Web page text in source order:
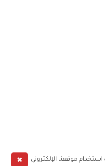
✖
موقعنا الإلكتروني